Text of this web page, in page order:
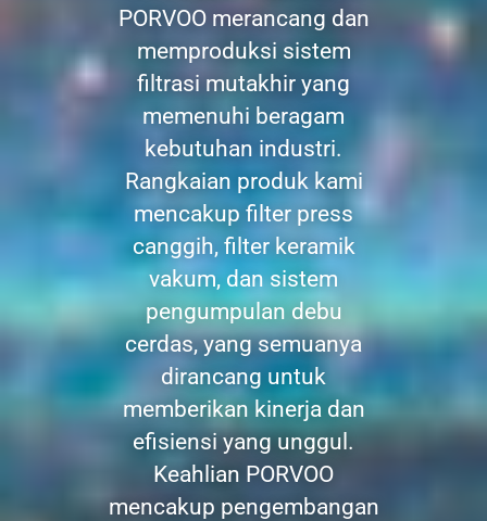
PORVOO merancang dan
memproduksi sistem
filtrasi mutakhir yang
memenuhi beragam
kebutuhan industri.
Rangkaian produk kami
mencakup filter press
canggih, filter keramik
vakum, dan sistem
pengumpulan debu
cerdas, yang semuanya
dirancang untuk
memberikan kinerja dan
efisiensi yang unggul.
Keahlian PORVOO
mencakup pengembangan